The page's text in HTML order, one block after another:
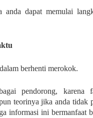
anda dapat memulai
berhenti merokok.
pendorong, karena
teorinya jika anda tidak
informasi ini bermanfaat